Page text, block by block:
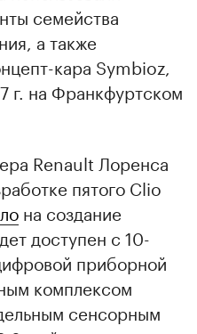
семейства
а также
кара Symbioz,
г. на Франкфуртском
Renault Лоренса
пятого Clio
на создание
доступен с 10-
приборной
комплексом
сенсорным